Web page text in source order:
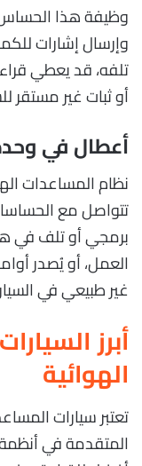
وظيفة هذا
وإرسال إشارات
تلفه، قد يعطي
أو ثبات غير مستقر
أعطال في
نظام المساعدات
تتواصل مع
برمجي أو تلف في
العمل، أو يُصدر
غير طبيعي في
أبرز
الهوائية
تعتبر سيارات
المتقدمة في